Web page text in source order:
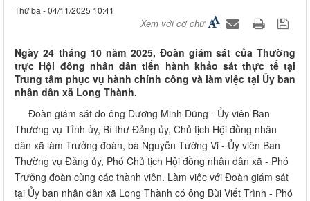
Thứ ba - 04/11/2025 10:41
Xem với cỡ chữ
Ngày 24 tháng 10 năm 2025, Đoàn giám sát của Thường
trực Hội đồng nhân dân tiến hành khảo sát thực tế tại
Trung tâm phục vụ hành chính công và làm việc tại Ủy ban
nhân dân xã Long Thành.
Đoàn giám sát do ông Dương Minh Dũng - Ủy viên Ban
Thường vụ Tỉnh ủy, Bí thư Đảng ủy, Chủ tịch Hội đồng nhân
dân xã làm Trưởng đoàn, bà Nguyễn Tường Vi - Ủy viên Ban
Thường vụ Đảng ủy, Phó Chủ tịch Hội đồng nhân dân xã - Phó
Trưởng đoàn cùng các thành viên. Làm việc với Đoàn giám sát
tại Ủy ban nhân dân xã Long Thành có ông Bùi Viết Trình - Phó